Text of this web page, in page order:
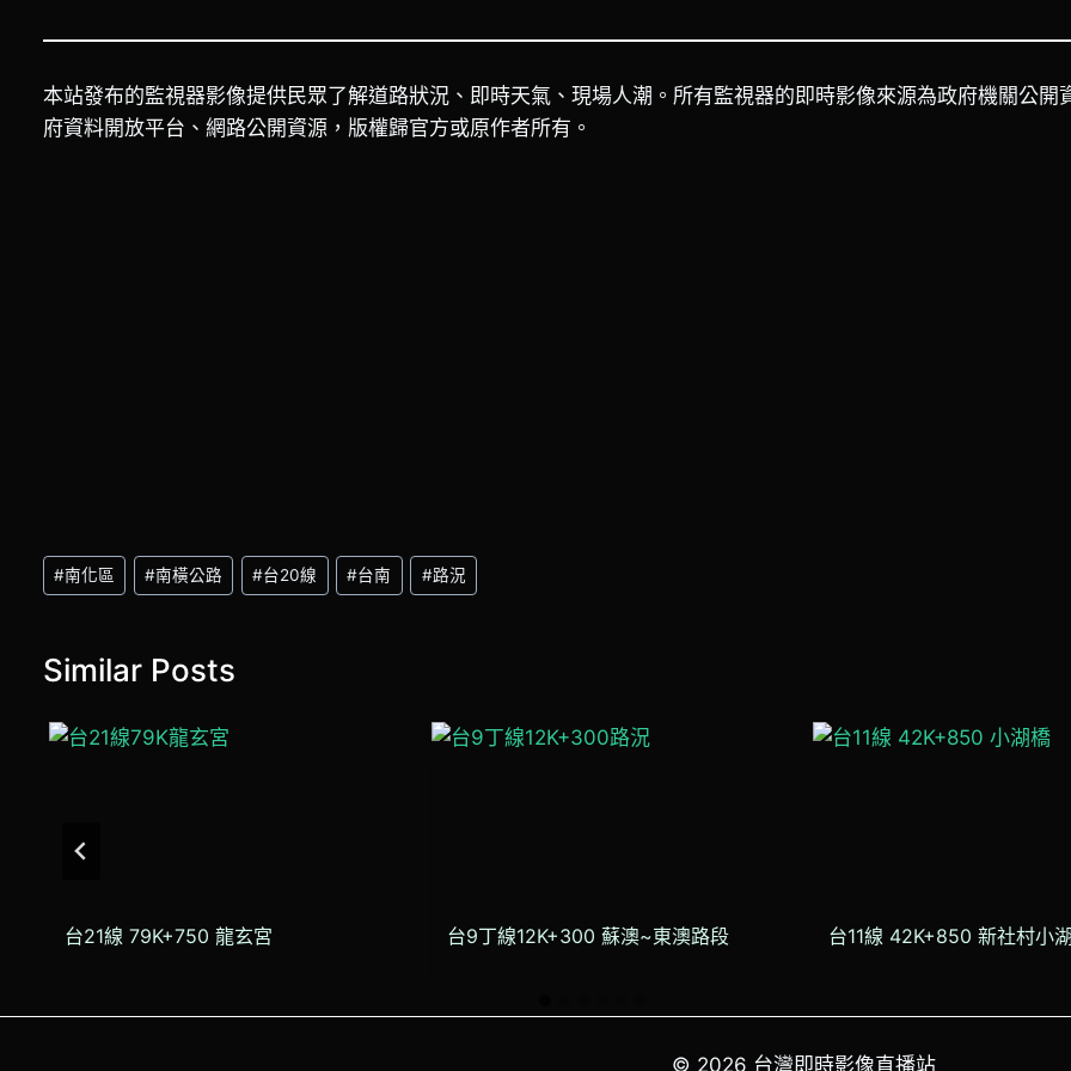
本站發布的監視器影像提供民眾了解道路狀況、即時天氣、現場人潮。所有監視器的即時影像來源為政府機關公開
府資料開放平台、網路公開資源，版權歸官方或原作者所有。
Post
Tags:
#南化區 #南橫公路 #台20線 #台南 #路況
Similar Posts
台21線 79K+750 龍玄宮 台9丁線12K+300 蘇澳~東澳路段 台11線 42K+850 新社村小
© 2026 台灣即時影像直播站